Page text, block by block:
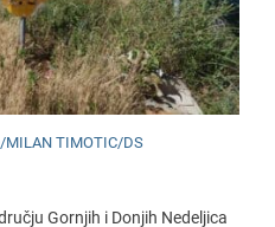
MILAN TIMOTIC/DS
Gornjih i Donjih Nedeljica